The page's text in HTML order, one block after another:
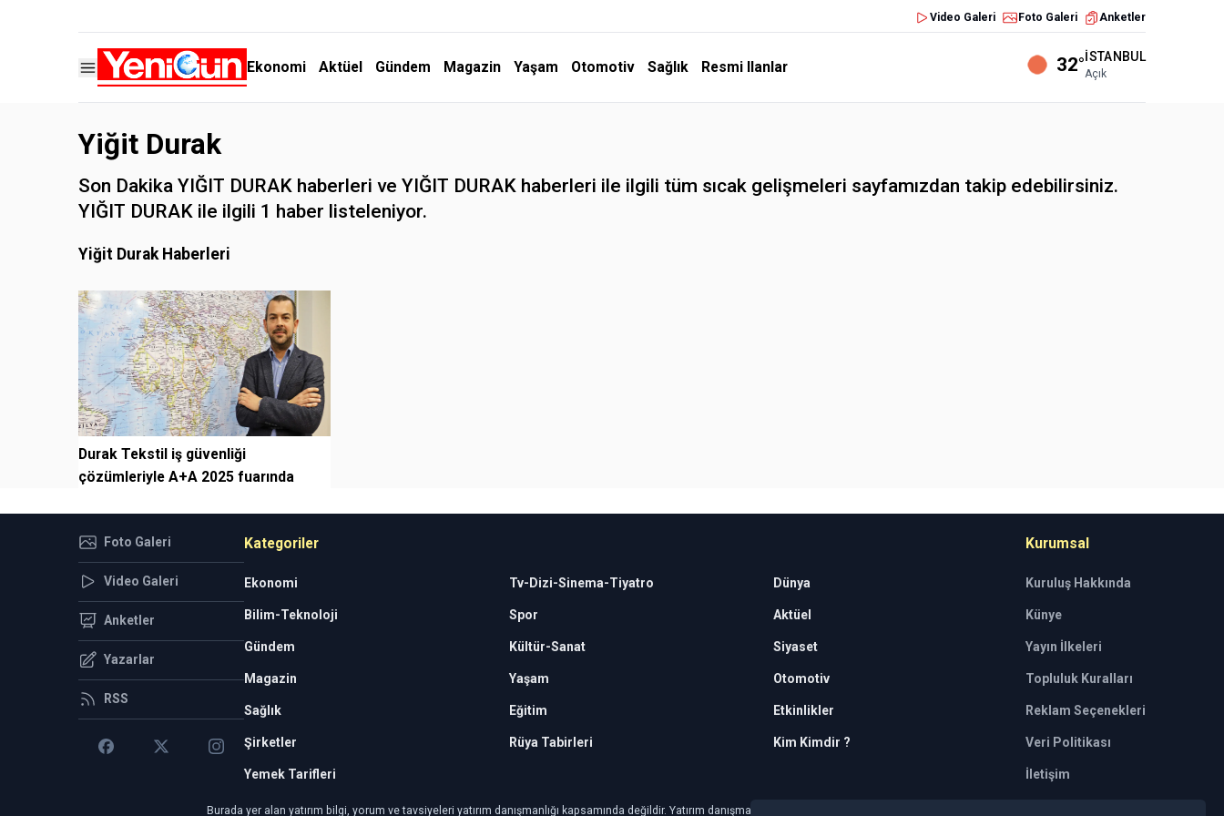
Video Galeri Foto Galeri Anketler
Ekonomi Aktüel Gündem Magazin Yaşam Otomotiv Sağlık Resmi Ilanlar 32°İSTANBUL
Açık
Yiğit Durak
Son Dakika YIĞIT DURAK haberleri ve YIĞIT DURAK haberleri ile ilgili tüm sıcak gelişmeleri sayfamızdan takip edebilirsiniz.
YIĞIT DURAK ile ilgili 1 haber listeleniyor.
Yiğit Durak Haberleri
Durak Tekstil iş güvenliği
çözümleriyle A+A 2025 fuarında
Foto Galeri
Video Galeri
Anketler
Yazarlar
RSS
Kategoriler
Ekonomi Tv-Dizi-Sinema-Tiyatro Dünya
Bilim-Teknoloji Spor Aktüel
Gündem Kültür-Sanat Siyaset
Magazin Yaşam Otomotiv
Sağlık Eğitim Etkinlikler
Şirketler Rüya Tabirleri Kim Kimdir ?
Yemek Tarifleri
Kurumsal
Kuruluş Hakkında
Künye
Yayın İlkeleri
Topluluk Kuralları
Reklam Seçenekleri
Veri Politikası
İletişim
Burada yer alan yatırım bilgi, yorum ve tavsiyeleri yatırım danışmanlığı kapsamında değildir. Yatırım danışmanlığı hizmeti, yetkili kuruluşlar tarafından kişilerin risk